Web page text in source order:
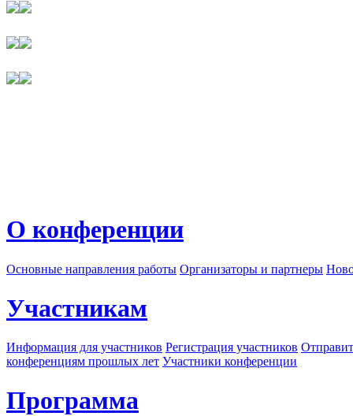
О конференции
Основные направления работы Организаторы и партнеры
Участникам
Информация для участников Регистрация участников
конференциям прошлых лет Участники конференции
Программа